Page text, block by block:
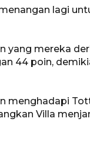
lagi
yang mereka
44 poin,
menghadapi
Villa
Bola